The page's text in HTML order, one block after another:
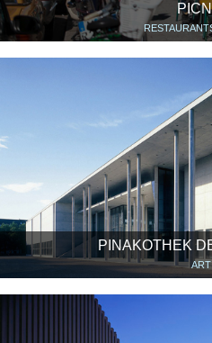
PINAKOTHEK
ART